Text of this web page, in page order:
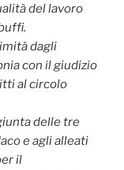
del lavoro
dagli
con il giudizio
al circolo
delle tre
e agli alleati
il